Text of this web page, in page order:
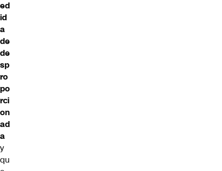
ed
id
a
de
de
sp
ro
po
rci
on
ad
a
y
qu